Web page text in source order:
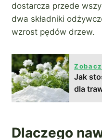
dostarcza przede
dwa składniki
wzrost pędów drzew.
Jak
dla
Dlaczego